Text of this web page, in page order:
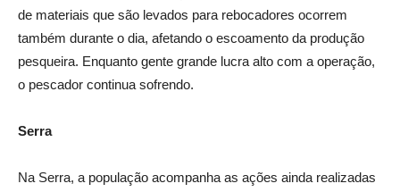
de materiais que são levados para rebocadores ocorrem
também durante o dia, afetando o escoamento da produção
pesqueira. Enquanto gente grande lucra alto com a operação,
o pescador continua sofrendo.
Serra
Na Serra, a população acompanha as ações ainda realizadas